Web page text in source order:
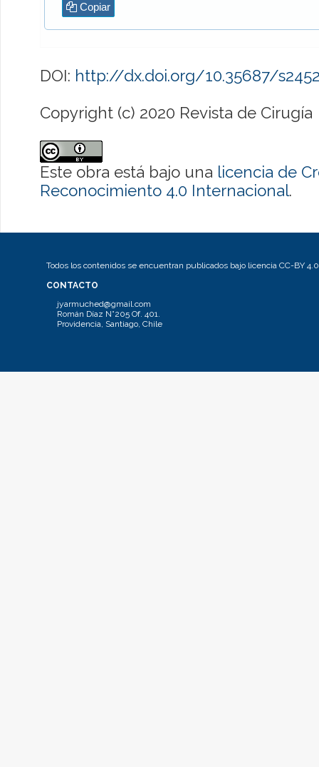
Copiar
DOI: http://dx.doi.org/10.35687/
Copyright (c) 2020 Revista de Cirugía
Este obra está bajo una licencia de
Reconocimiento 4.0 Internacional.
Todos los contenidos se encuentran publicados bajo licencia CC-BY 4.0
CONTACTO
jyarmuched@gmail.com
Román Díaz N°205 Of. 401.
Providencia, Santiago, Chile